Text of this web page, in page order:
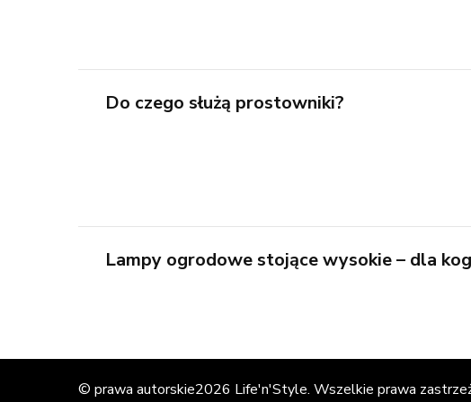
Do czego służą prostowniki?
Lampy ogrodowe stojące wysokie – dla
© prawa autorskie2026 Life'n'Style. Wszelkie prawa